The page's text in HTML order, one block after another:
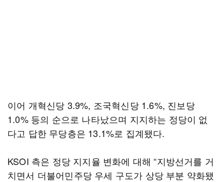
이어 개혁신당 3.9%, 조국혁신당 1.6%, 진보당
1.0% 등의 순으로 나타났으며 지지하는 정당이 없
다고 답한 무당층은 13.1%로 집계됐다.
KSOI 측은 정당 지지율 변화에 대해 “지방선거를 거
치면서 더불어민주당 우세 구도가 상당 부분 약화됐